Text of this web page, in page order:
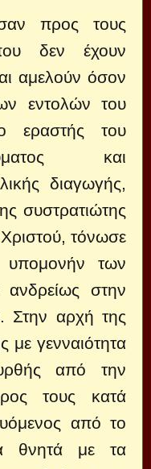
προς τους
δεν έχουν
αμελούν όσον
εντολών του
εραστής του
και
διαγωγής,
συστρατιώτης
τόνωσε
των
στην
Στην αρχή της
γενναιότητα
από την
τους κατά
από το
θνητά με τα